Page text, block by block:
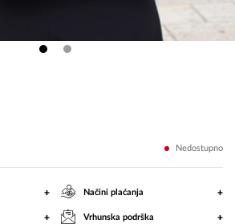
Nedostupno
+ Načini plaćanja +
+ Vrhunska podrška +